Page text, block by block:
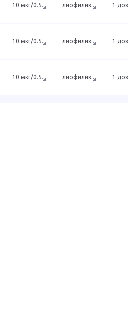
10 мкг/0.5... лиофилиз... 1
10 мкг/0.5... лиофилиз... 1
10 мкг/0.5... лиофилиз... 1